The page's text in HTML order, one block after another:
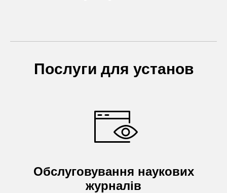
Послуги для установ
Обслуговування наукових
журналів